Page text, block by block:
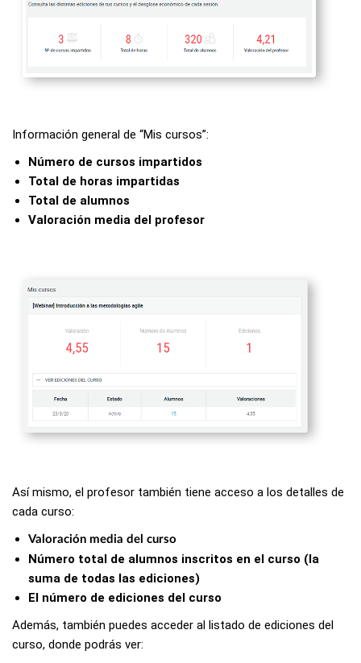
Información general de “Mis cursos”:
Número de cursos impartidos
Total de horas impartidas
Total de alumnos
Valoración media del profesor
Así mismo, el profesor también tiene acceso a los detalles de
cada curso:
Valoración media del curso
Número total de alumnos inscritos en el curso (la
suma de todas las ediciones)
El número de ediciones del curso
Además, también puedes acceder al listado de ediciones del
curso, donde podrás ver: